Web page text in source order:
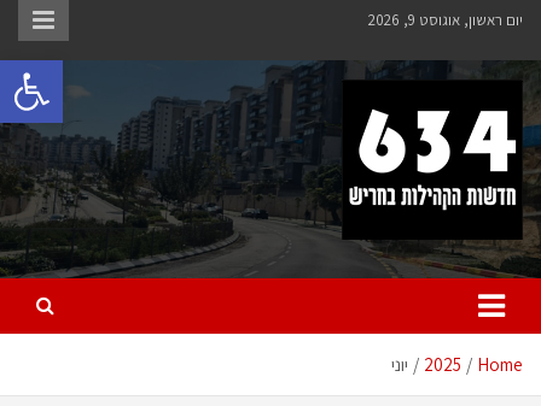
Skip
content
יום ראשון, אוגוסט 9, 2026
חריש 634
חדשות הקהילות בחריש
Home
2025 יוני